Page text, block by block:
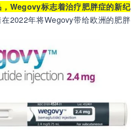
Wegovy标志着治疗肥胖症的新纪
2022年将Wegovy带给欧洲的肥胖